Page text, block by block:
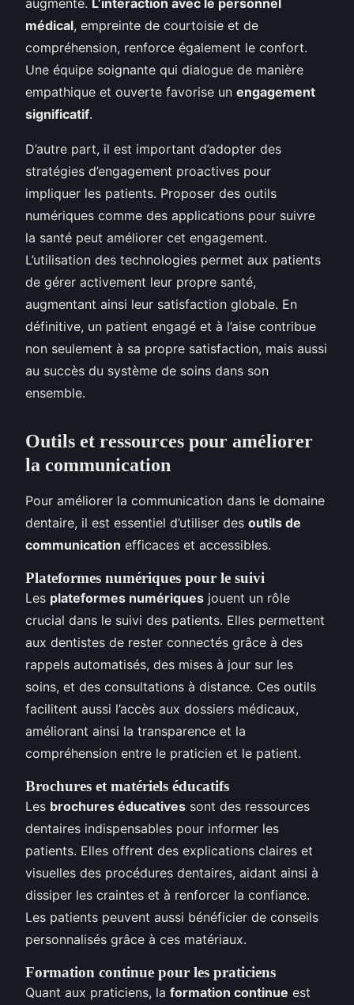
médical, empreinte de courtoisie et de
compréhension, renforce également le confort.
Une équipe soignante qui dialogue de manière
empathique et ouverte favorise un engagement
significatif.
D’autre part, il est important d’adopter des
stratégies d’engagement proactives pour
impliquer les patients. Proposer des outils
numériques comme des applications pour suivre
la santé peut améliorer cet engagement.
L’utilisation des technologies permet aux patients
de gérer activement leur propre santé,
augmentant ainsi leur satisfaction globale. En
définitive, un patient engagé et à l’aise contribue
non seulement à sa propre satisfaction, mais aussi
au succès du système de soins dans son
ensemble.
Outils et ressources pour améliorer
la communication
Pour améliorer la communication dans le domaine
dentaire, il est essentiel d’utiliser des outils de
communication efficaces et accessibles.
Plateformes numériques pour le suivi
Les plateformes numériques jouent un rôle
crucial dans le suivi des patients. Elles permettent
aux dentistes de rester connectés grâce à des
rappels automatisés, des mises à jour sur les
soins, et des consultations à distance. Ces outils
facilitent aussi l’accès aux dossiers médicaux,
améliorant ainsi la transparence et la
compréhension entre le praticien et le patient.
Brochures et matériels éducatifs
Les brochures éducatives sont des ressources
dentaires indispensables pour informer les
patients. Elles offrent des explications claires et
visuelles des procédures dentaires, aidant ainsi à
dissiper les craintes et à renforcer la confiance.
Les patients peuvent aussi bénéficier de conseils
personnalisés grâce à ces matériaux.
Formation continue pour les praticiens
Quant aux praticiens, la formation continue est